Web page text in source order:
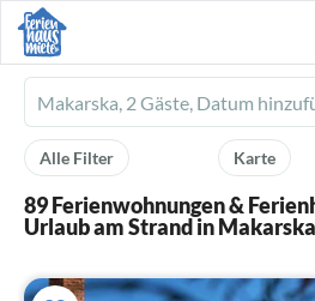
Ferienhausmiete
logo
Karte
Alle Filter
89 Ferienwohnungen &
Urlaub am Strand in Makarska